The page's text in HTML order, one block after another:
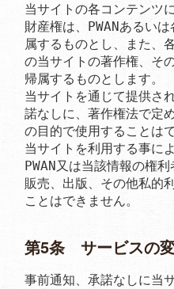
当サイトの各コンテンツ
財産権は、PWANあるい
属するものとし、また、
の当サイトの著作権、そ
帰属するものとします。
当サイトを通じて提供さ
諾なしに、著作権法で定
の目的で使用することは
当サイトを利用する事に
PWAN又は当該情報の権
販売、出版、その他私的
ことはできません。
第5条 サービスの
事前通知、承諾なしに当